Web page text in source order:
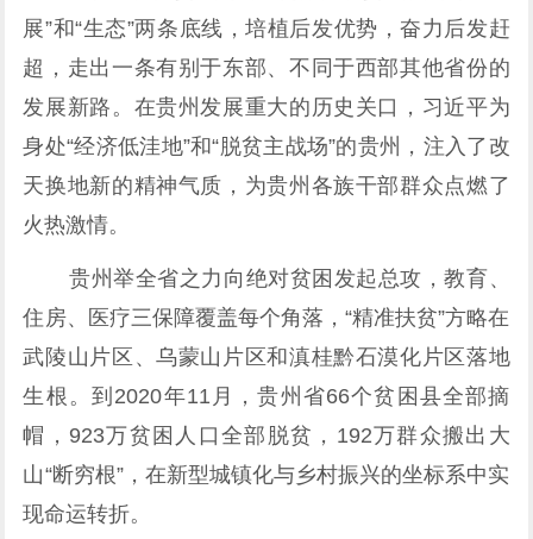
展”和“生态”两条底线，培植后发优势，奋力后发赶
超，走出一条有别于东部、不同于西部其他省份的
发展新路。在贵州发展重大的历史关口，习近平为
身处“经济低洼地”和“脱贫主战场”的贵州，注入了改
天换地新的精神气质，为贵州各族干部群众点燃了
火热激情。
贵州举全省之力向绝对贫困发起总攻，教育、
住房、医疗三保障覆盖每个角落，“精准扶贫”方略在
武陵山片区、乌蒙山片区和滇桂黔石漠化片区落地
生根。到2020年11月，贵州省66个贫困县全部摘
帽，923万贫困人口全部脱贫，192万群众搬出大
山“断穷根”，在新型城镇化与乡村振兴的坐标系中实
现命运转折。